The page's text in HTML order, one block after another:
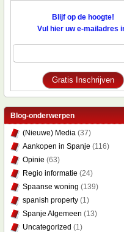
Blijf op de hoogte!
Vul hier uw e-mailadres
Blog-onderwerpen
(Nieuwe) Media (37)
Aankopen in Spanje (116)
Opinie (63)
Regio informatie (24)
Spaanse woning (139)
spanish property (1)
Spanje Algemeen (13)
Uncategorized (1)